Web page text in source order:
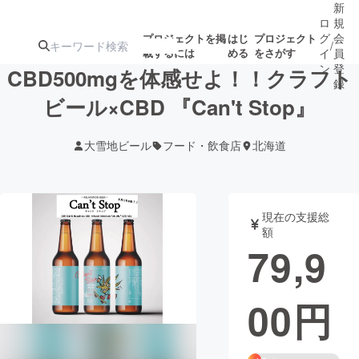
プロジェクトを掲
載するには
はじ
める
プロジェクト
をさがす
注目のリ
ターン
ジェクト
募集終了が近いプ
ロジェクト
アート・写真 音楽
テクノロジー・ガジェット ゲーム・
映像・映画 書籍・雑誌
チャレンジ
ロ
グ
イ
ン
/
新
規
会
員
登
録
CBD500mgを体感せよ！！クラフト
ビール×CBD 『Can't Stop』
大雪地ビール フード・飲食店 北海道
現在の支援総
額
79,9
00円